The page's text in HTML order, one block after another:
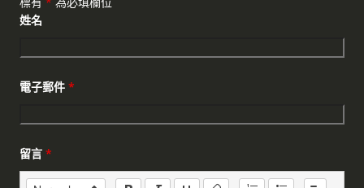
姓名
電子郵件 *
留言 *